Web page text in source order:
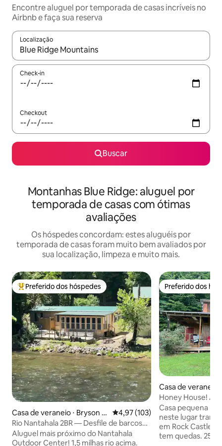
Encontre aluguel por temporada de casas incríveis no
Airbnb e faça sua reserva
Localização
Quando os resultados estiverem disponíveis, explore-os
Check-in
Checkout
Buscar
Montanhas Blue Ridge: aluguel por
temporada de casas com ótimas
avaliações
Os hóspedes concordam: estes aluguéis por
temporada de casas foram muito bem avaliados por
sua localização, limpeza e muito mais.
Entre os melhores preferidos dos hóspedes
Preferido dos hóspedes
Casa de veraneio ⋅ Bryson Ci
ty
4,97 de uma avaliação média de
4,97 (103)
Rio Nantahala 2BR — Desfile de barcos
na caverna do urso
Aluguel mais próximo do Nantahala
Outdoor Center! 1,5 milhas rio acima.
Preferido dos
Preferido dos
Casa de veraneio
e
Honey House!
de 420 pés
Casa pequena bem
neste lugar
em Rock Castle
tem quedas.